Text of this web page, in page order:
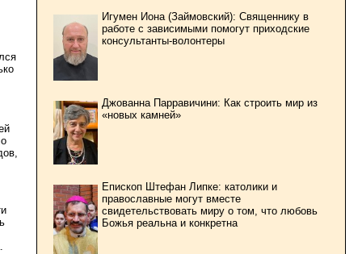
Игумен Иона (Займовский): Священнику в
работе с зависимыми помогут приходские
консультанты-волонтеры
Джованна Парравичини: Как строить мир из
«новых камней»
Епископ Штефан Липке: католики и
православные могут вместе
свидетельствовать миру о том, что любовь
Божья реальна и конкретна